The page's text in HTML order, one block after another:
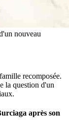
nouveau
recomposée.
la question d'un
après son